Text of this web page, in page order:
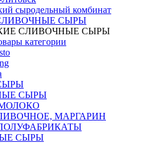
сыродельный комбинат
СЫРЫ
СЛИВОЧНЫЕ СЫРЫ
категории
СЫРЫ
МАРГАРИН
СЫРЫ